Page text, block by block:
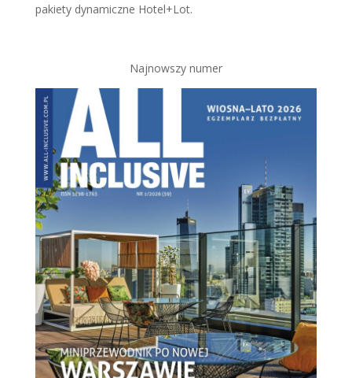
pakiety dynamiczne Hotel+Lot.
Najnowszy numer